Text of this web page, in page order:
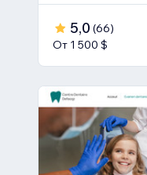
5,0 (66)
От 1 500 $